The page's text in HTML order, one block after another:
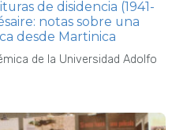
de disidencia (1941-
notas sobre una
desde Martinica
de la Universidad Adolfo